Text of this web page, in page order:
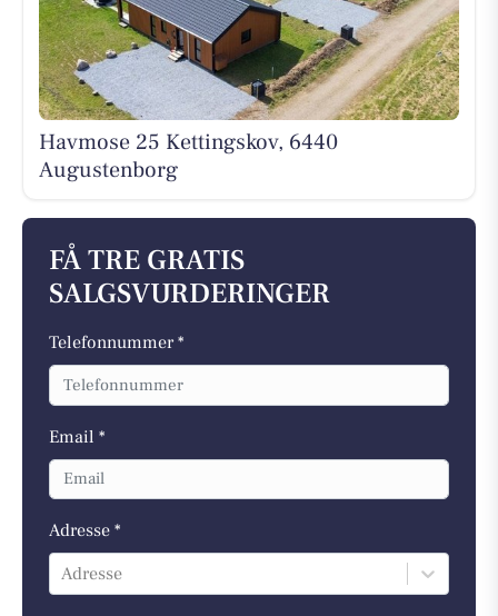
Havmose 25 Kettingskov, 6440
Augustenborg
FÅ TRE GRATIS
SALGSVURDERINGER
Telefonnummer *
Email *
Adresse *
Adresse